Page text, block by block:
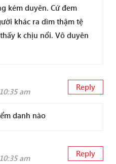
kém duyên. Cứ đem
khác ra dìm thậm tệ
k chịu nổi. Vô duyên
am
Reply
danh nào
am
Reply